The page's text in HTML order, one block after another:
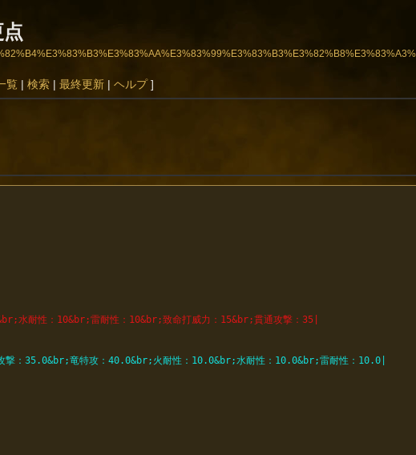
覧 | 検索| 最終更新| ヘルプ]
水耐性：10&br;雷耐性：10&br;致命打威力：15&br;貫通攻撃：35|
撃：35.0&br;竜特攻：40.0&br;火耐性：10.0&br;水耐性：10.0&br;雷耐性：10.0|